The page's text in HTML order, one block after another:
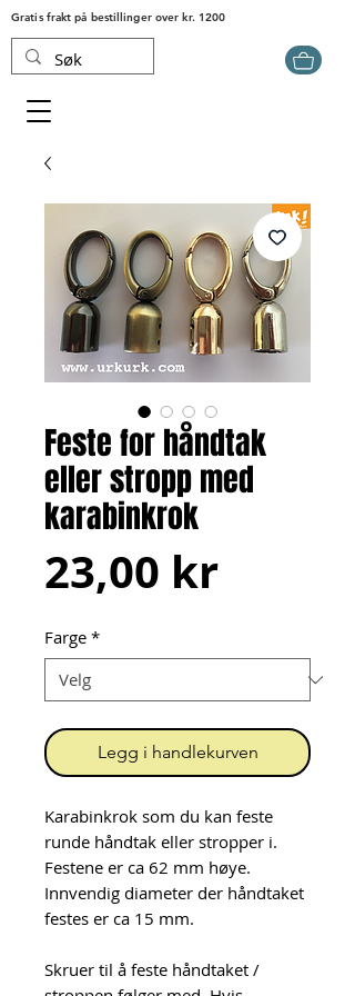
Gratis frakt på bestillinger over kr. 1200
Feste for håndtak
eller stropp med
karabinkrok
23,00 krPris
Farge *
Legg i handlekurven
Karabinkrok som du kan feste
runde håndtak eller stropper i.
Festene er ca 62 mm høye.
Innvendig diameter der håndtaket
festes er ca 15 mm.
Skruer til å feste håndtaket /